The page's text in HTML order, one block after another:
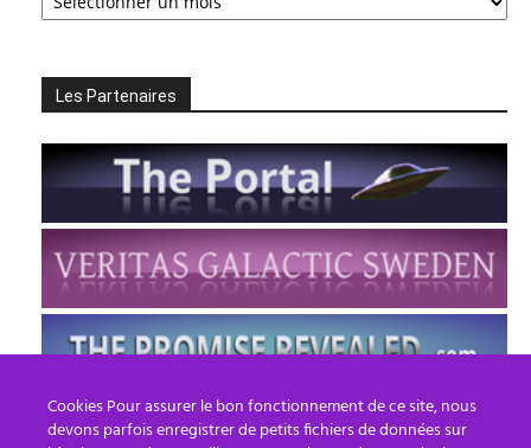
Archives
Les Partenaires
Cookies Pour assurer le bon fonctionnement de ce site, nous
devons parfois enregistrer de petits fichiers de données sur